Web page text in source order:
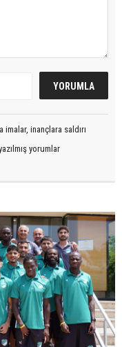
inançlara saldırı
yorumlar